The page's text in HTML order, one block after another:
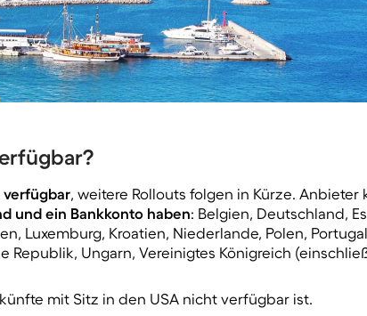
verfügbar, weitere Rollouts folgen in Kürze. Anbieter
und ein Bankkonto haben: Belgien, Deutschland,
Luxemburg, Kroatien, Niederlande, Polen,
Republik, Ungarn, Vereinigtes Königreich
mit Sitz in den USA nicht verfügbar ist.